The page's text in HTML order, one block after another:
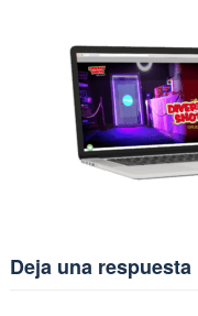
Deja una respuesta